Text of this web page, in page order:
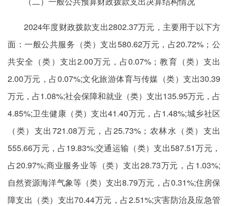
2024年度财政拨款支出2802.37万元，主要用于以下方
面：一般公共服务（类）支出580.62万元，占20.72%；公
共安全（类）支出2.00万元，占0.07%；教育（类）支出
2.00万元，占0.07%;文化旅游体育与传媒（类）支出30.39
万元，占1.08%;社会保障和就业（类）支出135.95万元，占
4.85%;卫生健康（类）支出41.40万元，占1.48%;城乡社区
（类）支出721.08万元，占25.73%；农林水（类）支出
555.66万元，占19.83%;交通运输（类）支出587.51万元，
占20.97%;商业服务业等（类）支出28.73万元，占1.03%;
自然资源海洋气象等（类）支出8.79万元，占0.31%;住房保
障支出（类）支出70.44万元，占2.51%;灾害防治及应急管